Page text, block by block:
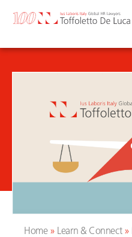
Home» Learn & Connect»